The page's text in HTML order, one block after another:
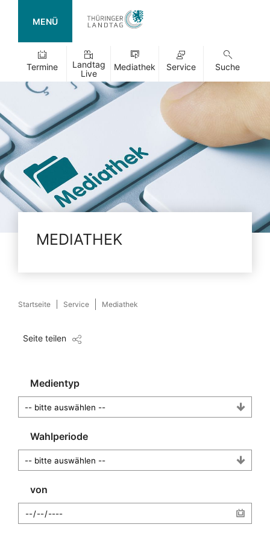
MENÜ
Termine
Landtag
Live
Mediathek Service Suche
MEDIATHEK
Startseite Service Mediathek
Seite teilen
Medientyp
Wahlperiode
von